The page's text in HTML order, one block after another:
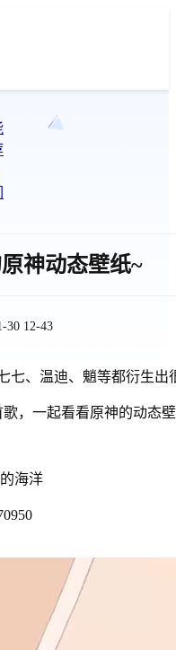
神动态壁纸~
30 12-43
七、温迪、魈等都衍生出
，一起看看原神的动态
海洋